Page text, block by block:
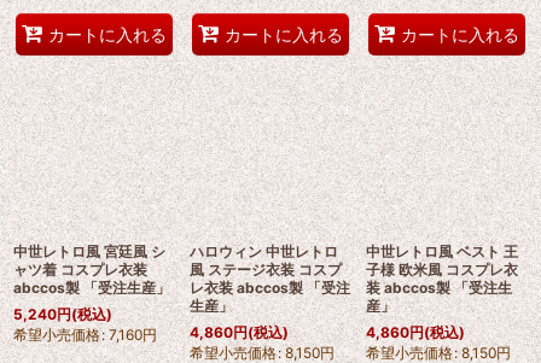
カートに入れる カートに入れる カートに入れる
中世レトロ風 宮廷風 シ
ャツ着 コスプレ衣装
abccos製 「受注生産」
5,240円(税込)
希望小売価格: 7,160円
ハロウィン 中世レトロ
風 ステージ衣装 コスプ
レ衣装 abccos製 「受注
生産」
4,860円(税込)
希望小売価格: 8,150円
中世レトロ風 ベスト 王
子様 欧米風 コスプレ衣
装 abccos製 「受注生
産」
4,860円(税込)
希望小売価格: 8,150円